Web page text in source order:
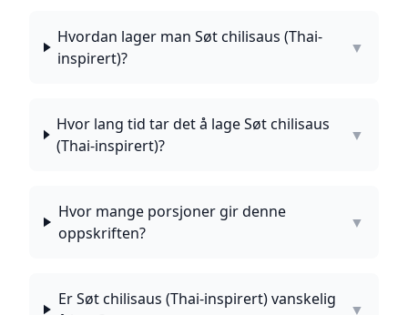
Hvordan lager man Søt chilisaus (Thai-
inspirert)?
▼
Hvor lang tid tar det å lage Søt chilisaus
(Thai-inspirert)?
▼
Hvor mange porsjoner gir denne
oppskriften?
▼
Er Søt chilisaus (Thai-inspirert) vanskelig
▼